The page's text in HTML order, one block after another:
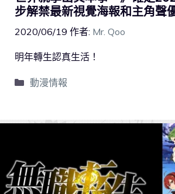
步解禁最新視覺海報和主角聲
2020/06/19 作者: Mr. Qoo
明年轉生認真生活！
動漫情報